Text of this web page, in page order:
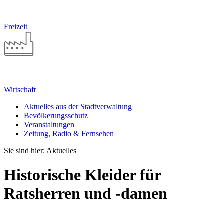
Freizeit
Wirtschaft
Aktuelles aus der Stadtverwaltung
Bevölkerungsschutz
Veranstaltungen
Zeitung, Radio & Fernsehen
Sie sind hier: Aktuelles
Historische Kleider für
Ratsherren und -damen